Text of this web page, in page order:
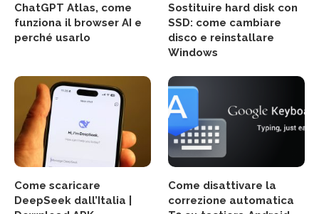
ChatGPT Atlas, come
funziona il browser AI e
perché usarlo
Sostituire hard disk con
SSD: come cambiare
disco e reinstallare
Windows
Come scaricare
DeepSeek dall’Italia |
Come disattivare la
correzione automatica